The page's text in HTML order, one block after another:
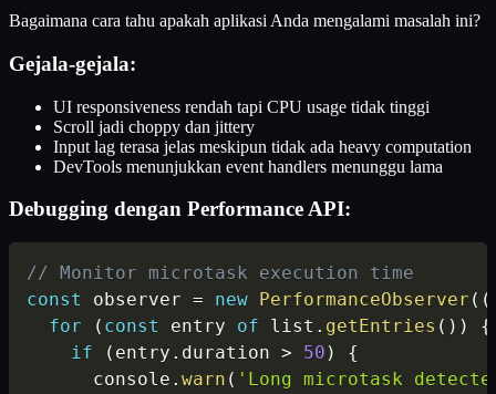
Bagaimana cara tahu apakah aplikasi Anda mengalami masalah ini?
Gejala-gejala:
UI responsiveness rendah tapi CPU usage tidak tinggi
Scroll jadi choppy dan jittery
Input lag terasa jelas meskipun tidak ada heavy computation
DevTools menunjukkan event handlers menunggu lama
Debugging dengan Performance API:
// Monitor microtask execution time
const
observer = new PerformanceObserver ( (
for
( const entry of list . getEntries ( ) )
{
if
( entry . duration > 50 )
{
      console
. warn ( 'Long microtask